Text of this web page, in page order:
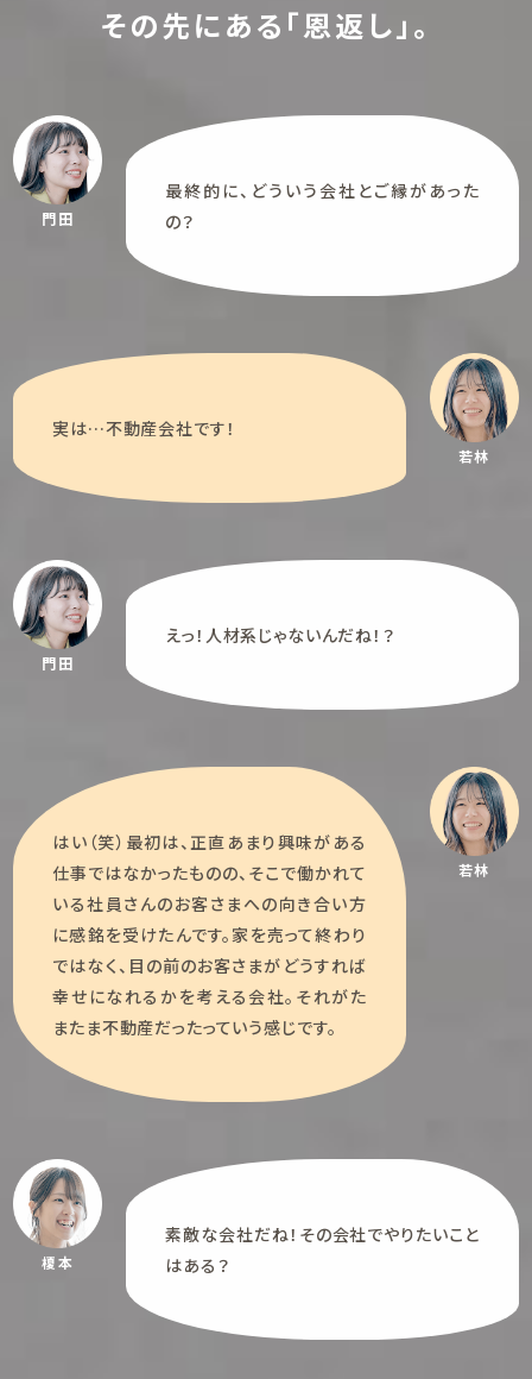
その先にある「恩返し」。
門田
最終的に、どういう会社とご縁があった
の？
若林
実は…不動産会社です！
門田
えっ！人材系じゃないんだね！？
若林
はい（笑）最初は、正直あまり興味がある
仕事ではなかったものの、そこで働かれて
いる社員さんのお客さまへの向き合い方
に感銘を受けたんです。家を売って終わり
ではなく、目の前のお客さまがどうすれば
幸せになれるかを考える会社。それがた
またま不動産だったっていう感じです。
榎本
素敵な会社だね！その会社でやりたいこと
はある？